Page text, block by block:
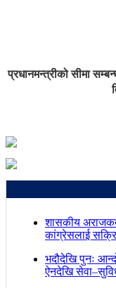
प्रधानमन्त्रीको सीमा
शासकीय
कांग्रेसलाई
भदौदेखि पुनः
ऐनदेखि